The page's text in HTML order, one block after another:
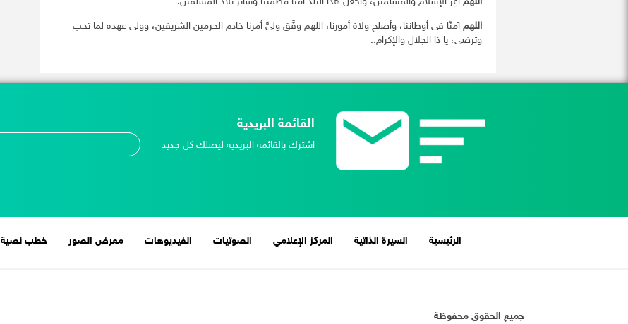
اللهمآمنَّا في أوطاننا، وأصلح ولاة أمورنا، اللهم وفِّق وليَّ أمرنا خادم الحرمين الشريفين، وولي عهده لما تحب
وترضى، يا ذا الجلال والإكرام..
القائمة البريدية
اشترك بالقائمة البريدية ليصلك كل جديد
الرئيسية(current) السيرة الذاتية المركز الإعلامي الصوتيات الفيديوهات معرض الصور خطب نصية
جميع الحقوق محفوظة